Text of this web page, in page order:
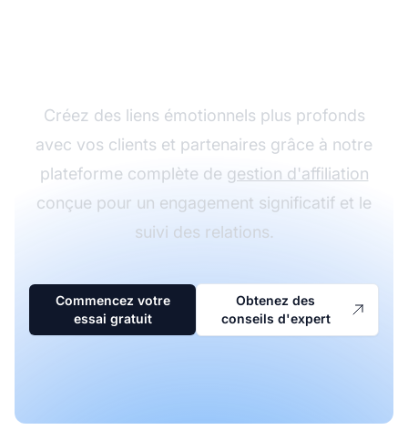
Créez des liens émotionnels plus profonds
avec vos clients et partenaires grâce à notre
plateforme complète de gestion d'affiliation
conçue pour un engagement significatif et le
suivi des relations.
Commencez votre
essai gratuit
Obtenez des
conseils d'expert